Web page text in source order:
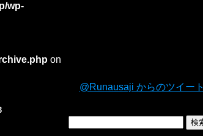
wp-
on
@Runausaji からのツイート